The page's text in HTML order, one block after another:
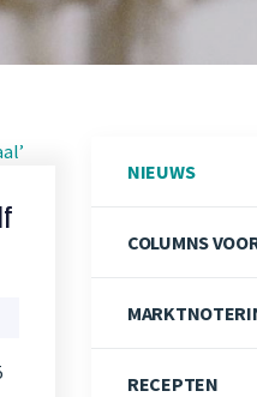
NIEUWS
COLUMNS
RECEPTEN